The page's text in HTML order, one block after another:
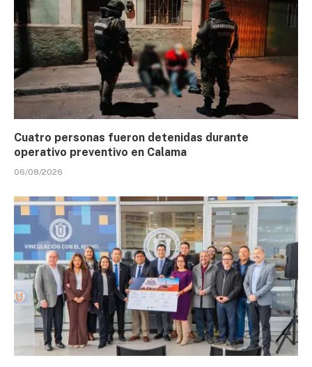
Cuatro personas fueron detenidas durante
operativo preventivo en Calama
06/08/2026